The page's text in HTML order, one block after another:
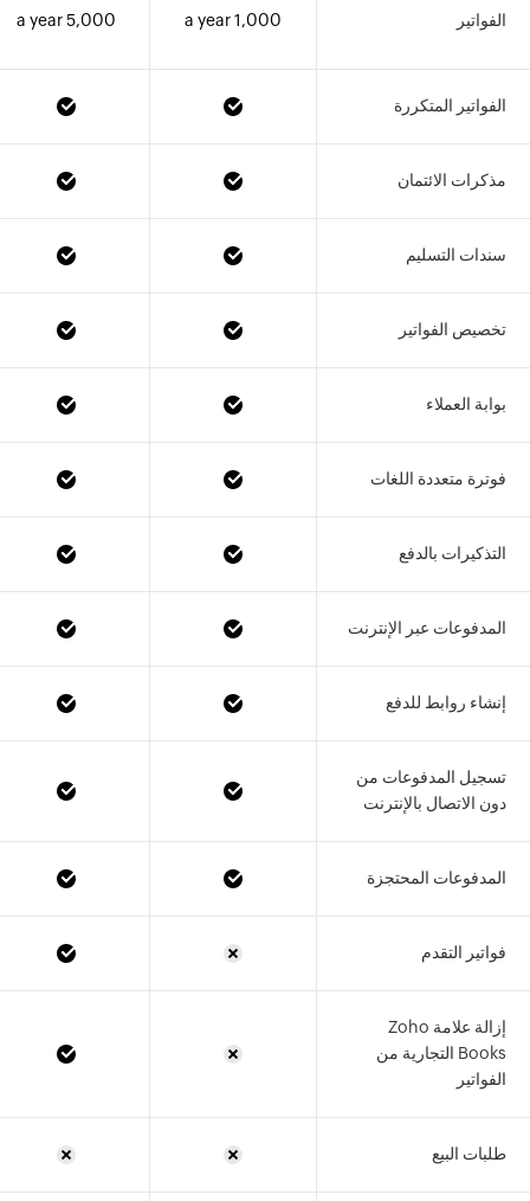
الفواتير 1,000 a year
5,000 a year
الفواتير المتكررة
مذكرات الائتمان
سندات التسليم
تخصيص الفواتير
بوابة العملاء
فوترة متعددة اللغات
التذكيرات بالدفع
المدفوعات عبر الإنترنت
إنشاء روابط للدفع
تسجيل المدفوعات من
دون الاتصال بالإنترنت
المدفوعات المحتجزة
فواتير التقدم
إزالة علامة Zoho
Books التجارية من
الفواتير
طلبات البيع